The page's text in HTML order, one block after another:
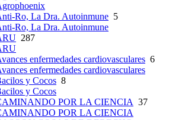
Ro, La Dra. Autoinmune 5
Ro, La Dra. Autoinmune
287
enfermedades cardiovasculares 6
enfermedades cardiovasculares
y Cocos 8
y Cocos
POR LA CIENCIA 37
POR LA CIENCIA